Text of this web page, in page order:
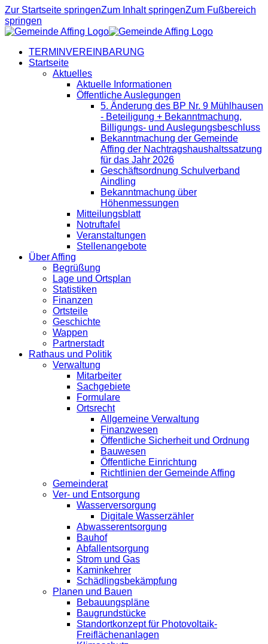
Zur Startseite springenZum Inhalt springenZum Fußbereich
springen
TERMINVEREINBARUNG
Startseite
Aktuelles
Aktuelle Informationen
Öffentliche Auslegungen
5. Änderung des BP Nr. 9 Mühlhausen
- Beteiligung + Bekanntmachung,
Billigungs- und Auslegungsbeschluss
Bekanntmachung der Gemeinde
Affing der Nachtragshaushaltssatzung
für das Jahr 2026
Geschäftsordnung Schulverband
Aindling
Bekanntmachung über
Höhenmessungen
Mitteilungsblatt
Notruftafel
Veranstaltungen
Stellenangebote
Über Affing
Begrüßung
Lage und Ortsplan
Statistiken
Finanzen
Ortsteile
Geschichte
Wappen
Partnerstadt
Rathaus und Politik
Verwaltung
Mitarbeiter
Sachgebiete
Formulare
Ortsrecht
Allgemeine Verwaltung
Finanzwesen
Öffentliche Sicherheit und Ordnung
Bauwesen
Öffentliche Einrichtung
Richtlinien der Gemeinde Affing
Gemeinderat
Ver- und Entsorgung
Wasserversorgung
Digitale Wasserzähler
Abwasserentsorgung
Bauhof
Abfallentsorgung
Strom und Gas
Kaminkehrer
Schädlingsbekämpfung
Planen und Bauen
Bebauungspläne
Baugrundstücke
Standortkonzept für Photovoltaik-
Freiflächenanlagen